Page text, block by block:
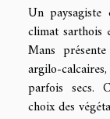
Un
climat sarthois
Mans
argilo-
parfois secs.
choix des